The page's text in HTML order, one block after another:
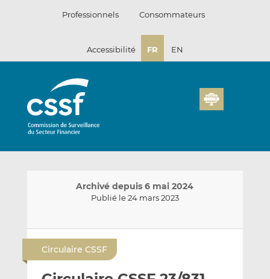
Professionnels Consommateurs
Accessibilité FR EN
Archivé depuis 6 mai 2024
Publié le 24 mars 2023
Circulaire CSSF